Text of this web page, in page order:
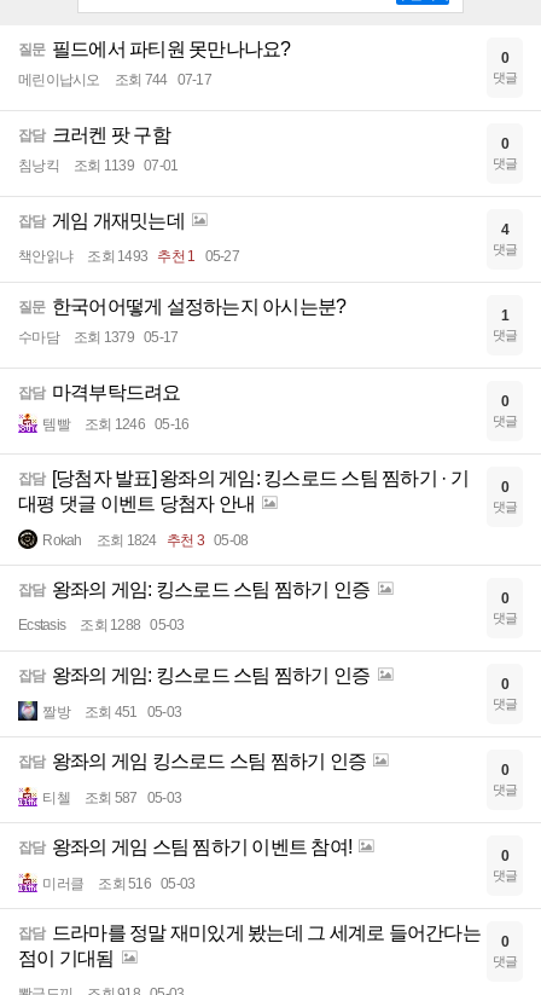
질문 필드에서 파티원 못만나나요?
메린이납시오 조회 744 07-17
0
댓글
잡담 크러켄 팟 구함
침낭킥 조회 1139 07-01
0
댓글
잡담 게임 개재밋는데
책안읽냐 조회 1493 추천 1 05-27
4
댓글
질문 한국어어떻게 설정하는지 아시는분?
수마담 조회 1379 05-17
1
댓글
잡담 마격부탁드려요
템빨 조회 1246 05-16
0
댓글
잡담 [당첨자 발표] 왕좌의 게임: 킹스로드 스팀 찜하기 · 기
대평 댓글 이벤트 당첨자 안내
Rokah 조회 1824 추천 3 05-08
0
댓글
잡담 왕좌의 게임: 킹스로드 스팀 찜하기 인증
Ecstasis 조회 1288 05-03
0
댓글
잡담 왕좌의 게임: 킹스로드 스팀 찜하기 인증
짤방 조회 451 05-03
0
댓글
잡담 왕좌의 게임 킹스로드 스팀 찜하기 인증
티첼 조회 587 05-03
0
댓글
잡담 왕좌의 게임 스팀 찜하기 이벤트 참여!
미러클 조회 516 05-03
0
댓글
잡담 드라마를 정말 재미있게 봤는데 그 세계로 들어간다는
점이 기대됨
0
댓글